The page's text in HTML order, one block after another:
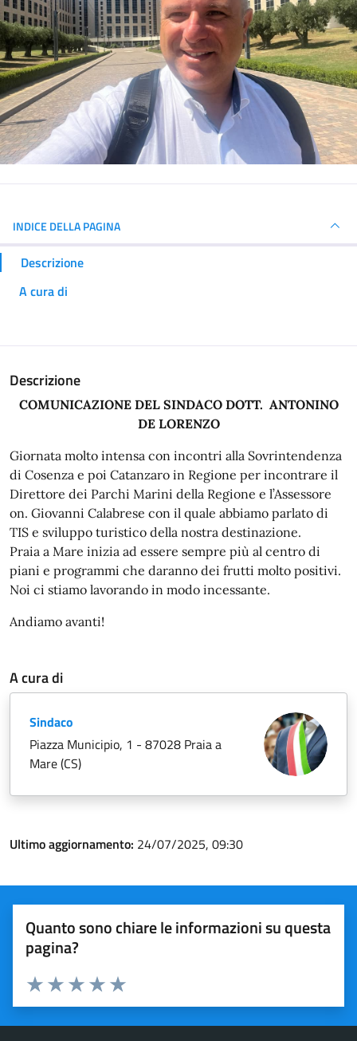
INDICE DELLA PAGINA
Descrizione
A cura di
Descrizione
COMUNICAZIONE DEL SINDACO DOTT. ANTONINO
DE LORENZO
Giornata molto intensa con incontri alla Sovrintendenza
di Cosenza e poi Catanzaro in Regione per incontrare il
Direttore dei Parchi Marini della Regione e l’Assessore
on. Giovanni Calabrese con il quale abbiamo parlato di
TIS e sviluppo turistico della nostra destinazione.
Praia a Mare inizia ad essere sempre più al centro di
piani e programmi che daranno dei frutti molto positivi.
Noi ci stiamo lavorando in modo incessante.
Andiamo avanti!
A cura di
Sindaco
Piazza Municipio, 1 - 87028 Praia a
Mare (CS)
Ultimo aggiornamento: 24/07/2025, 09:30
Quanto sono chiare le informazioni su questa
pagina?
Valuta 5 stelle su 5
Valuta 4 stelle su 5
Valuta 3 stelle su 5
Valuta 2 stelle su 5
Valuta 1 stelle su 5